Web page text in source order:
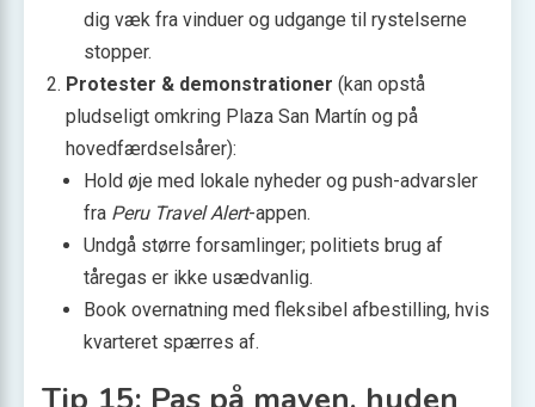
dig væk fra vinduer og udgange til rystelserne
stopper.
Protester & demonstrationer (kan opstå
pludseligt omkring Plaza San Martín og på
hovedfærdselsårer):
Hold øje med lokale nyheder og push-advarsler
fra Peru Travel Alert-appen.
Undgå større forsamlinger; politiets brug af
tåregas er ikke usædvanlig.
Book overnatning med fleksibel afbestilling, hvis
kvarteret spærres af.